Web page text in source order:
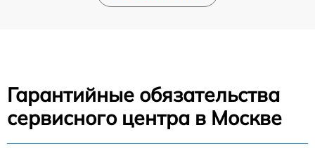
Гарантийные обязательства
сервисного центра в Москве